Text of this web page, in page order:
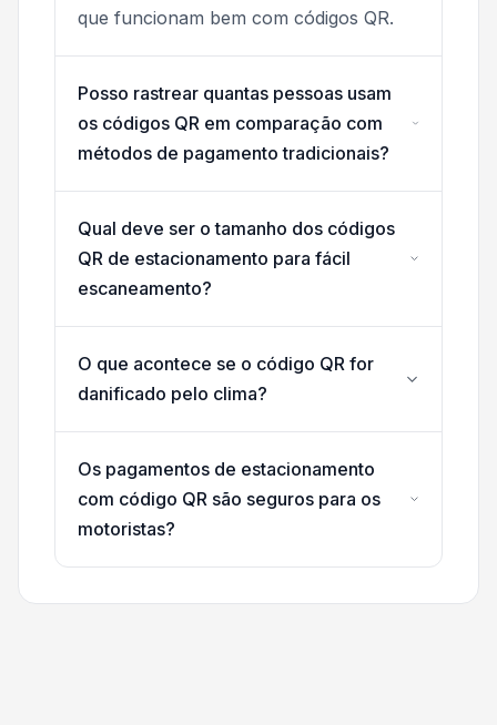
que funcionam bem com códigos QR.
Posso rastrear quantas pessoas usam
os códigos QR em comparação com
métodos de pagamento tradicionais?
Qual deve ser o tamanho dos códigos
QR de estacionamento para fácil
escaneamento?
O que acontece se o código QR for
danificado pelo clima?
Os pagamentos de estacionamento
com código QR são seguros para os
motoristas?